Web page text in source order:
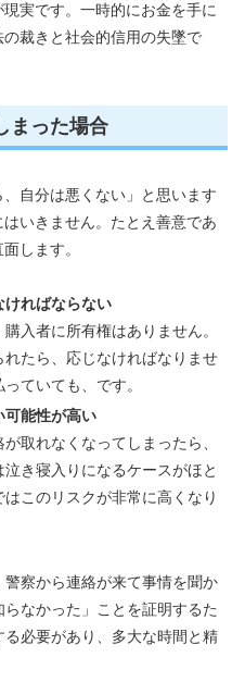
実です。一時的にお金を手に
裁きと社会的信用の失墜で
まった場合
、自分は悪くない」と思います
いきません。たとえ善意であ
します。
ければならない
入者に所有権はありません。
たら、応じなければなりませ
ていても、です。
可能性が高い
取れなくなってしまったら、
き寝入りになるケースがほと
このリスクが非常に高くなり
察から連絡が来て事情を聞か
なかった」ことを証明するた
必要があり、多大な時間と精